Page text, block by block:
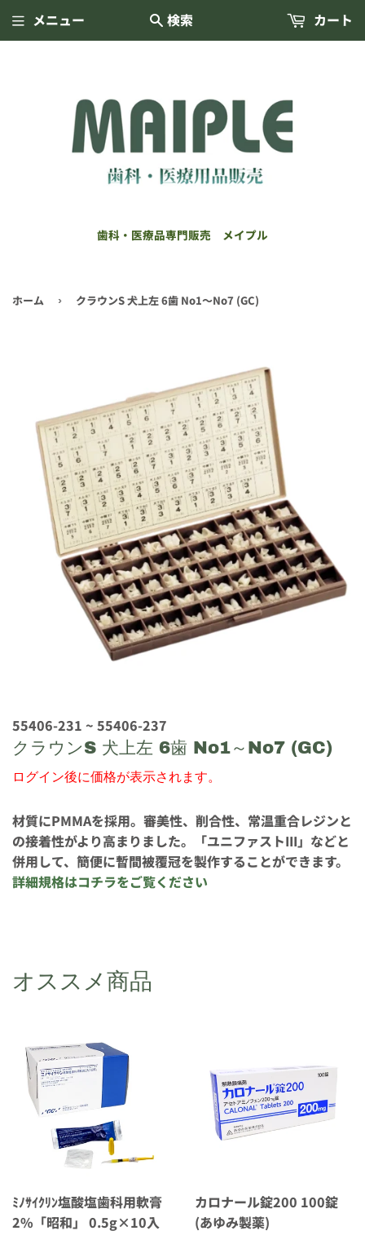
歯科・医療品専門販売 メイプル
メニュー 検索 カート
ホーム › クラウンS 犬上左 6歯 No1～No7 (GC)
55406-231 ~ 55406-237
クラウンS 犬上左 6歯 No1～No7 (GC)
ログイン後に価格が表示されます。
材質にPMMAを採用。審美性、削合性、常温重合レジンと
の接着性がより高まりました。「ユニファストIII」などと
併用して、簡便に暫間被覆冠を製作することができます。
詳細規格はコチラをご覧ください
オススメ商品
ﾐﾉｻｲｸﾘﾝ塩酸塩歯科用軟膏
2%「昭和」 0.5g×10入
カロナール錠200 100錠
(あゆみ製薬)